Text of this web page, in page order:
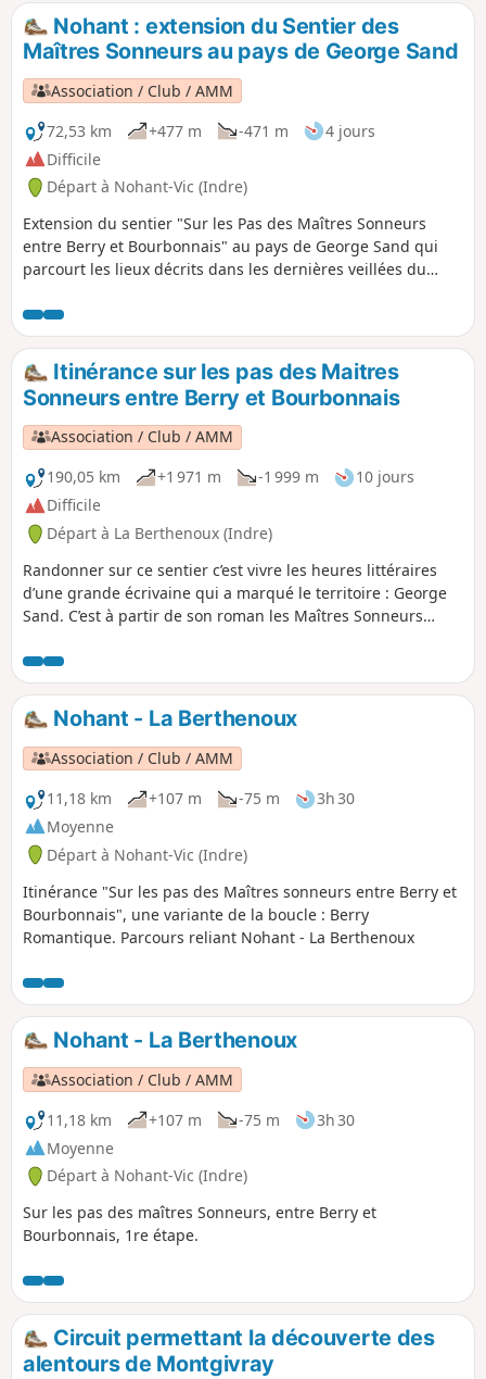
Nohant : extension du Sentier des
Maîtres Sonneurs au pays de George Sand
Association / Club / AMM
72,53 km
+477 m -471 m
4 jours
Difficile
Départ à Nohant-Vic (Indre)
Extension du sentier "Sur les Pas des Maîtres Sonneurs
entre Berry et Bourbonnais" au pays de George Sand qui
parcourt les lieux décrits dans les dernières veillées du
romans La Mare au Diable et Le Moulin d'Angibault.
Itinérance sur les pas des Maitres
Sonneurs entre Berry et Bourbonnais
Association / Club / AMM
190,05 km
+1 971 m -1 999 m
10 jours
Difficile
Départ à La Berthenoux (Indre)
Randonner sur ce sentier c’est vivre les heures littéraires
d’une grande écrivaine qui a marqué le territoire : George
Sand. C’est à partir de son roman les Maîtres Sonneurs
en boucle, entre Berry et Bourbonnais, entre La Châtre et
Huriel, à travers les départements de l'Indre du Cher et de
l'Allier.Nohant - La Berthenoux
Association / Club / AMM
11,18 km
+107 m -75 m
3h 30
Moyenne
Départ à Nohant-Vic (Indre)
Itinérance "Sur les pas des Maîtres sonneurs entre Berry et
Bourbonnais", une variante de la boucle : Berry
Romantique. Parcours reliant Nohant - La Berthenoux
Nohant - La Berthenoux
Association / Club / AMM
11,18 km
+107 m -75 m
3h 30
Moyenne
Départ à Nohant-Vic (Indre)
Sur les pas des maîtres Sonneurs, entre Berry et
Bourbonnais, 1re étape.
Circuit permettant la découverte des
alentours de Montgivray